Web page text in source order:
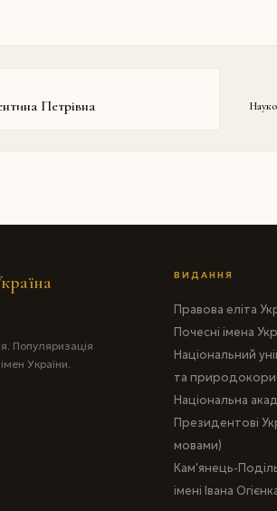
Петрівна
Популяризація
України.
ВИДАННЯ
Правова еліта
Почесні імена
Національний
та
Національна
Президентові
мовами)
Кам'янець-
імені Івана